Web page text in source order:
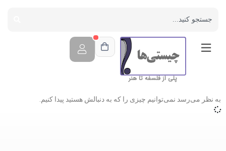
پلی از فلسفه تا هنر
به نظر می‌رسد نمی‌توانیم چیزی را که به دنبالش هستید پیدا کنیم.